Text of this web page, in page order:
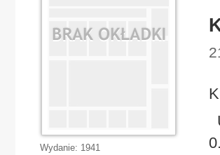
Wydanie: 1941